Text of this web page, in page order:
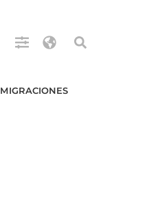
MIGRACIONES